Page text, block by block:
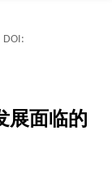
DOI:
展面临的